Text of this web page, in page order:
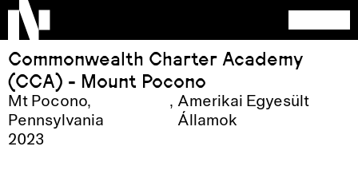
Commonwealth Charter Academy
(CCA) - Mount Pocono
Mt Pocono,
Pennsylvania
, Amerikai Egyesült
Államok
2023